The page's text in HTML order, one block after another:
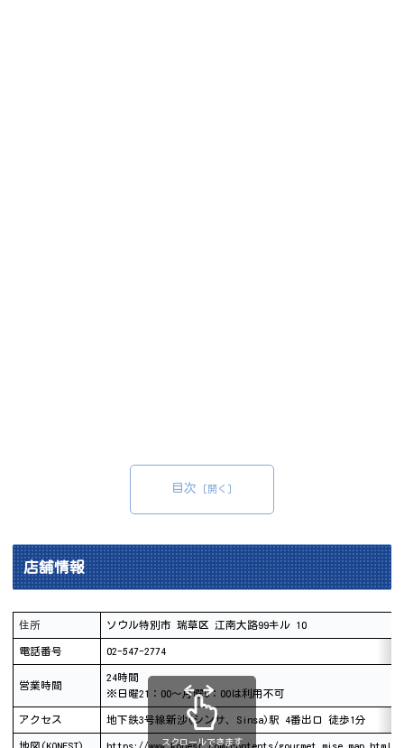
目次
店舗情報
住所 ソウル特別市 瑞草区 江南大路99キル 10
電話番号 02-547-2774
営業時間
24時間
※日曜21：00～月曜9：00は利用不可
アクセス 地下鉄3号線新沙(シンサ、Sinsa)駅 4番出口 徒歩1分
地図(KONEST) https://www.konest.com/contents/
スクロールできます